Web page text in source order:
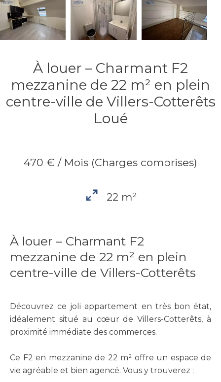
À louer – Charmant F2
mezzanine de 22 m² en plein
centre-ville de Villers-Cotterêts
Loué
470 € / Mois (Charges comprises)
22 m²
À louer – Charmant F2
mezzanine de 22 m² en plein
centre-ville de Villers-Cotterêts
Découvrez ce joli appartement en très bon état,
idéalement situé au cœur de Villers-Cotterêts, à
proximité immédiate des commerces.
Ce F2 en mezzanine de 22 m² offre un espace de
vie agréable et bien agencé. Vous y trouverez :